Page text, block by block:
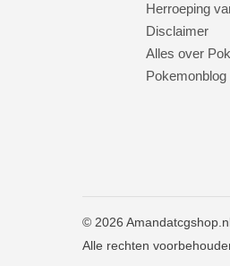
Herroeping
Disclaimer
Alles over
Pokemonblog
© 2026
Alle rechten